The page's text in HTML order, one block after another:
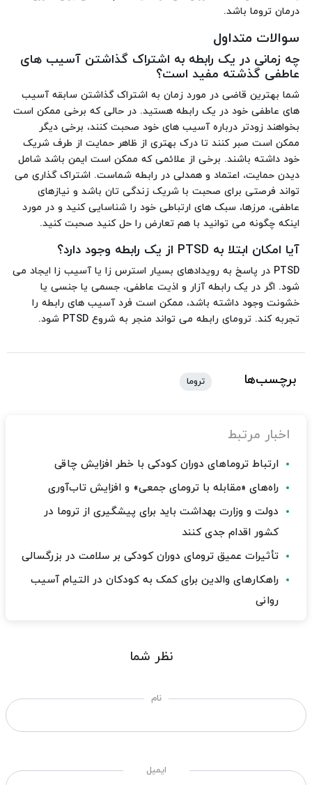
درمان تروما باشد.
سوالات متداول
چه زمانی در یک رابطه به اشتراک گذاشتن آسیب های
عاطفی گذشته مفید است؟
شما بهترین قاضی در مورد زمان به اشتراک گذاشتن سابقه آسیب
های عاطفی خود در یک رابطه هستید. در حالی که برخی ممکن است
بخواهند زودتر درباره آسیب های خود صحبت کنند، برخی دیگر
ممکن است صبر کنند تا درک بهتری از ظاهر حمایت از طرف شریک
خود داشته باشند. برخی از علائمی که ممکن است ایمن باشد شامل
دیدن حمایت، اعتماد و همدلی در رابطه شماست. اشتراک گذاری می
تواند فرصتی برای صحبت با شریک زندگی تان باشد و نیازهای
عاطفی، مرزها، سبک های ارتباطی خود را شناسایی کنید و در مورد
اینکه چگونه می توانید با هم تعارض را حل کنید صحبت کنید.
آیا امکان ابتلا به PTSD از یک رابطه وجود دارد؟
PTSD در پاسخ به رویدادهای بسیار استرس زا یا آسیب زا ایجاد می
شود. اگر در یک رابطه آزار و اذیت عاطفی، جسمی یا جنسی یا
خشونت وجود داشته باشد، ممکن است فرد آسیب های رابطه را
تجربه کند. ترومای رابطه می تواند منجر به شروع PTSD شود.
برچسب‌ها تروما
اخبار مرتبط
ارتباط تروماهای دوران کودکی با خطر افزایش چاقی
راه‌های «مقابله با ترومای جمعی» و افزایش تاب‌آوری
دولت و وزارت بهداشت باید برای پیشگیری از تروما در
کشور اقدام جدی کنند
تأثیرات عمیق ترومای دوران کودکی بر سلامت در بزرگسالی
راهکارهای والدین برای کمک به کودکان در التیام آسیب
روانی
نظر شما
نام
ایمیل